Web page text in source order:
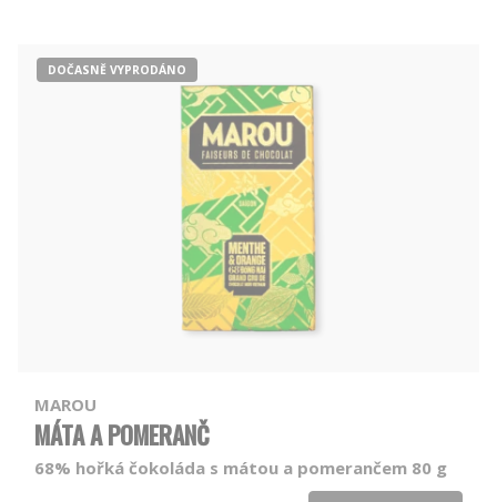
DOČASNĚ VYPRODÁNO
MAROU
MÁTA A POMERANČ
68% hořká čokoláda s mátou a pomerančem 80 g